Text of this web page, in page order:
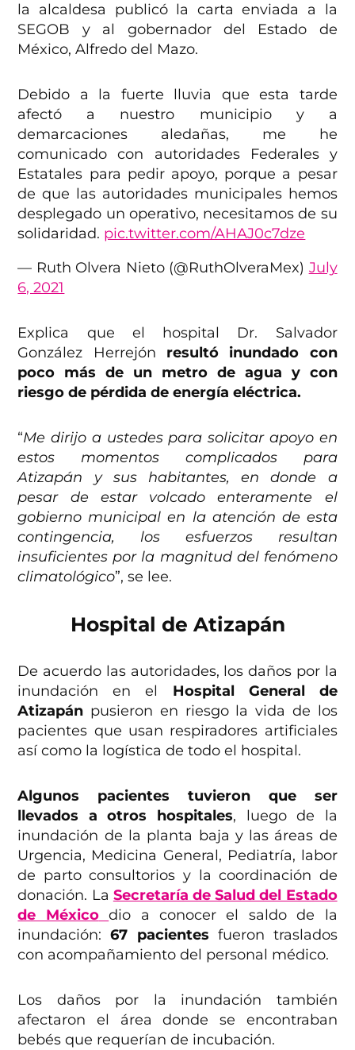
la alcaldesa publicó la carta enviada a la
SEGOB y al gobernador del Estado de
México, Alfredo del Mazo.
Debido a la fuerte lluvia que esta tarde
afectó a nuestro municipio y a
demarcaciones aledañas, me he
comunicado con autoridades Federales y
Estatales para pedir apoyo, porque a pesar
de que las autoridades municipales hemos
desplegado un operativo, necesitamos de su
solidaridad. pic.twitter.com/AHAJ0c7dze
— Ruth Olvera Nieto (@RuthOlveraMex) July
6, 2021
Explica que el hospital Dr. Salvador
González Herrejón resultó inundado con
poco más de un metro de agua y con
riesgo de pérdida de energía eléctrica.
“Me dirijo a ustedes para solicitar apoyo en
estos momentos complicados para
Atizapán y sus habitantes, en donde a
pesar de estar volcado enteramente el
gobierno municipal en la atención de esta
contingencia, los esfuerzos resultan
insuficientes por la magnitud del fenómeno
climatológico”, se lee.
Hospital de Atizapán
De acuerdo las autoridades, los daños por la
inundación en el Hospital General de
Atizapán pusieron en riesgo la vida de los
pacientes que usan respiradores artificiales
así como la logística de todo el hospital.
Algunos pacientes tuvieron que ser
llevados a otros hospitales, luego de la
inundación de la planta baja y las áreas de
Urgencia, Medicina General, Pediatría, labor
de parto consultorios y la coordinación de
donación. La Secretaría de Salud del Estado
de México dio a conocer el saldo de la
inundación:67 pacientes fueron traslados
con acompañamiento del personal médico.
Los daños por la inundación también
afectaron el área donde se encontraban
bebés que requerían de incubación.